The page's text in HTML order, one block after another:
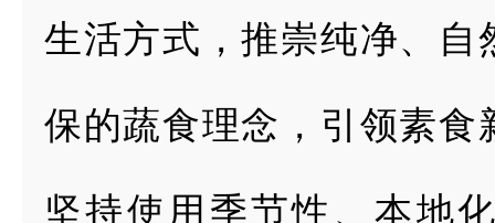
生活方式，推崇纯净、自
保的蔬食理念，引领素食
坚持使用季节性、本地